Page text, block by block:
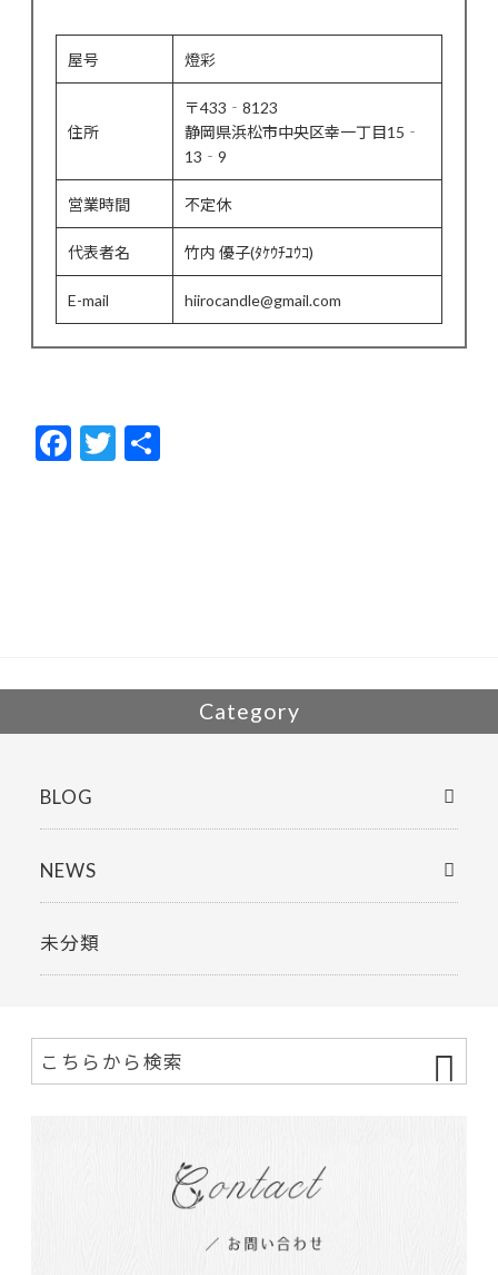
屋号 燈彩
住所
〒433‐8123
静岡県浜松市中央区幸一丁目15‐
13‐9
営業時間 不定休
代表者名 竹内 優子(ﾀｹｳﾁﾕｳｺ)
E-mail hiirocandle@gmail.com
F
ac
T
w
Category
BLOG
NEWS
未分類